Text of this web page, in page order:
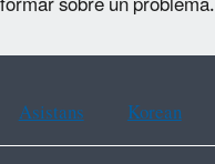
Asistans Korean